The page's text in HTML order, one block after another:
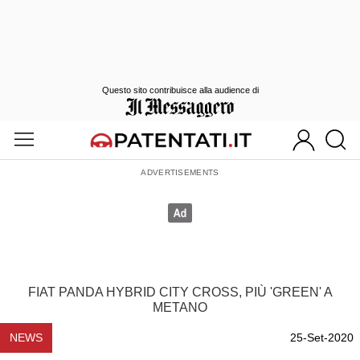
FIAT PANDA HYBRID CITY CROSS, PIÙ 'GREEN' A
METANO
NEWS 25-Set-2020
Questo sito contribuisce alla audience di